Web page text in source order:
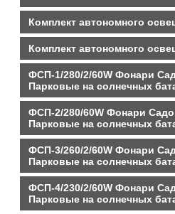
Комплект автономного
Комплект автономного
ФСП-1/280/2/60W Фонари
Парковые на солнечных
ФСП-2/280/60W Фонари
Парковые на солнечных
ФСП-3/260/2/60W Фонари
Парковые на солнечных
ФСП-4/230/2/60W Фонари
Парковые на солнечных